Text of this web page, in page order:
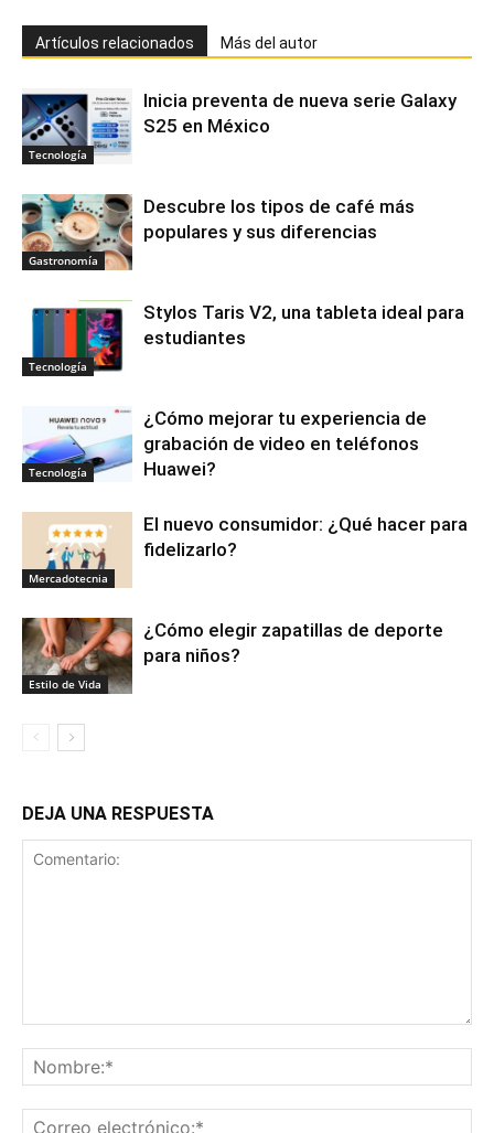
Artículos relacionados Más del autor
Tecnología
Inicia preventa de nueva serie Galaxy
S25 en México
Gastronomía
Descubre los tipos de café más
populares y sus diferencias
Tecnología
Stylos Taris V2, una tableta ideal para
estudiantes
Tecnología
¿Cómo mejorar tu experiencia de
grabación de video en teléfonos
Huawei?
Mercadotecnia
El nuevo consumidor: ¿Qué hacer para
fidelizarlo?
Estilo de Vida
¿Cómo elegir zapatillas de deporte
para niños?
DEJA UNA RESPUESTA